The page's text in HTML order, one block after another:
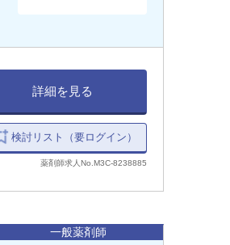
詳細を見る
検討リスト（要ログイン）
薬剤師求人No.M3C-8238885
一般薬剤師